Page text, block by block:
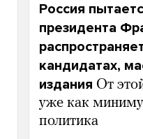
Россия
президента
кандидатах,
издания От
уже как
политика